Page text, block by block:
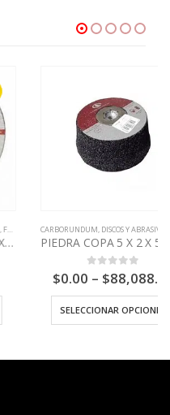
CARBORUNDUM,DISCOS Y ABRASIVOS,FERRETERIA INDUSTRIAL
PIEDRA COPA 5 X 2 X 5/8 CARBORUNDUM
out of 5
–$88,088.00
SELECCIONAR OPCIONES